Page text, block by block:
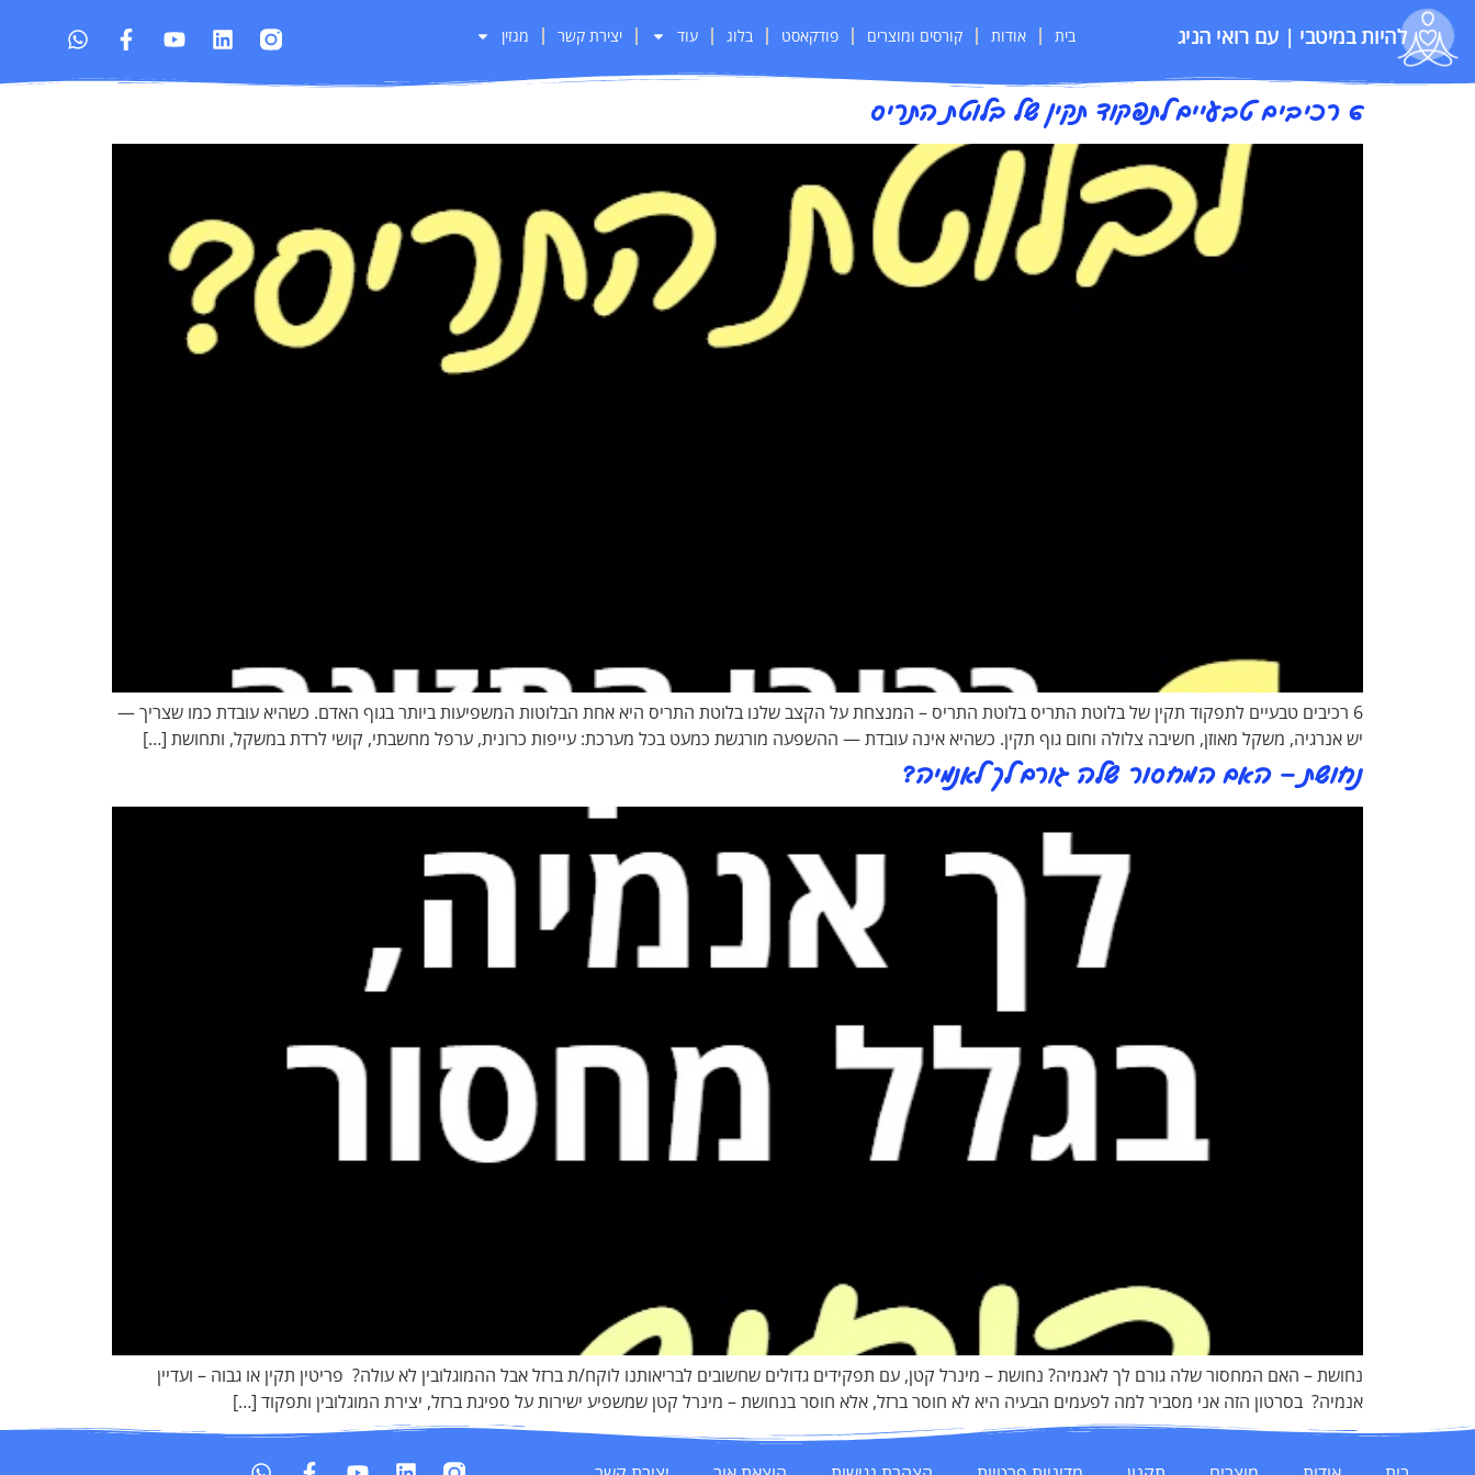
להיות במיטבי | עם רואי הניג בית אודות קורסים ומוצרים פודקאסט בלוג עוד יצירת קשר מגזין
6 רכיבים טבעיים לתפקוד תקין של בלוטת התריס
6 רכיבים טבעיים לתפקוד תקין של בלוטת התריס בלוטת התריס – המנצחת על הקצב שלנו בלוטת התריס היא אחת הבלוטות המשפיעות ביותר בגוף האדם. כשהיא עובדת כמו שצריך —
יש אנרגיה, משקל מאוזן, חשיבה צלולה וחום גוף תקין. כשהיא אינה עובדת — ההשפעה מורגשת כמעט בכל מערכת: עייפות כרונית, ערפל מחשבתי, קושי לרדת במשקל, ותחושת […]
נחושת – האם המחסור שלה גורם לך לאנמיה?
נחושת – האם המחסור שלה גורם לך לאנמיה? נחושת – מינרל קטן, עם תפקידים גדולים שחשובים לבריאותנו לוקח/ת ברזל אבל ההמוגלובין לא עולה? פריטין תקין או גבוה – ועדיין
אנמיה? בסרטון הזה אני מסביר למה לפעמים הבעיה היא לא חוסר ברזל, אלא חוסר בנחושת – מינרל קטן שמשפיע ישירות על ספיגת ברזל, יצירת המוגלובין ותפקוד […]